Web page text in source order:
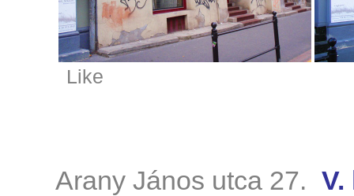
Like
Arany János utca 27. V.